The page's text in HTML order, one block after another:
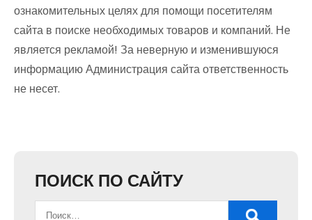
ознакомительных целях для помощи посетителям
сайта в поиске необходимых товаров и компаний. Не
является рекламой! За неверную и изменившуюся
информацию Администрация сайта ответственность
не несет.
ПОИСК ПО САЙТУ